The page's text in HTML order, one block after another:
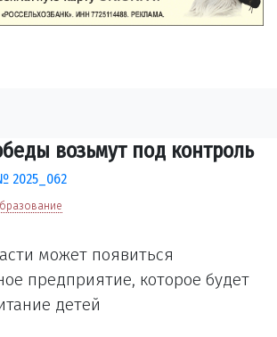
возьмут под контроль
2025_062
может появиться
предприятие, которое будет
детей